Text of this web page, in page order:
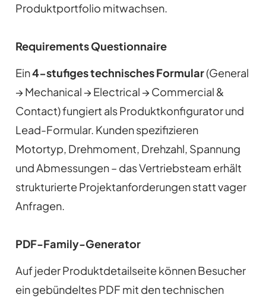
Produktportfolio mitwachsen.
Requirements Questionnaire
Ein4-stufiges technisches Formular(General
→ Mechanical → Electrical → Commercial &
Contact) fungiert als Produktkonfigurator und
Lead-Formular. Kunden spezifizieren
Motortyp, Drehmoment, Drehzahl, Spannung
und Abmessungen – das Vertriebsteam erhält
strukturierte Projektanforderungen statt vager
Anfragen.
PDF-Family-Generator
Auf jeder Produktdetailseite können Besucher
ein gebündeltes PDF mit den technischen